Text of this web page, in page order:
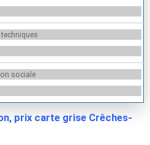
sociale
prix carte grise Crêches-